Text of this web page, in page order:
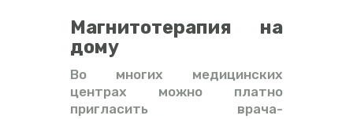
Магнитотерапия на
дому
Во многих медицинских
центрах можно платно
пригласить врача-